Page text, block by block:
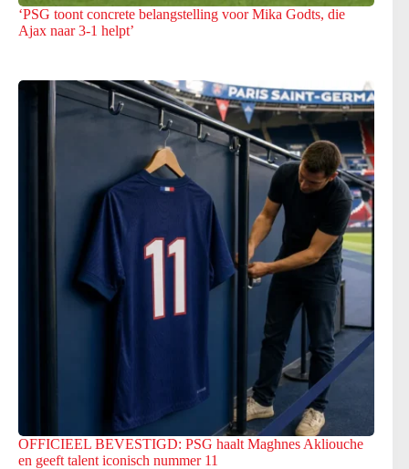
‘PSG toont concrete belangstelling voor Mika Godts, die
Ajax naar 3-1 helpt’
OFFICIEEL BEVESTIGD: PSG haalt Maghnes Akliouche
en geeft talent iconisch nummer 11